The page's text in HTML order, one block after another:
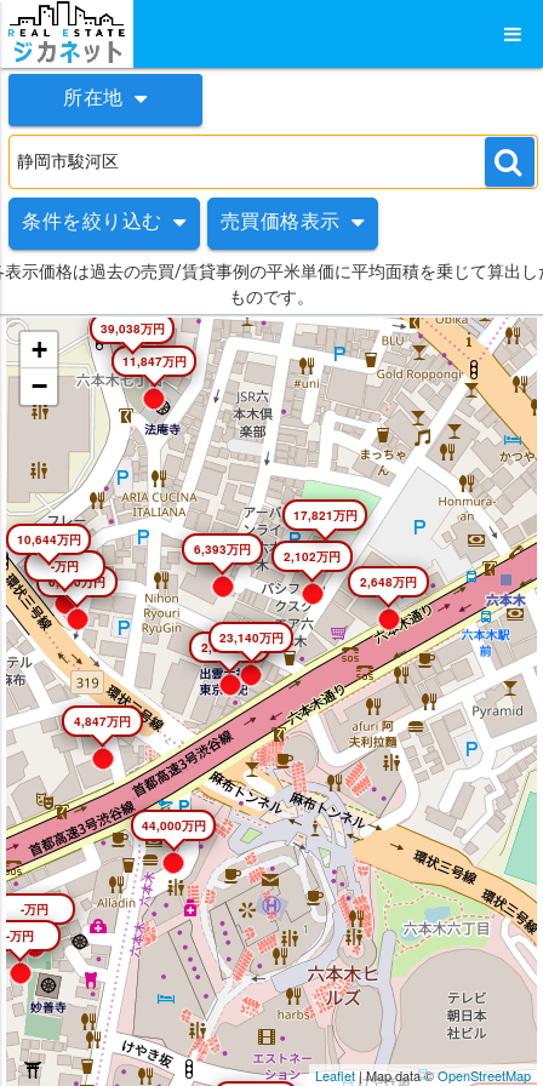
所在地
条件を絞り込む 売買価格表示
表示価格は過去の売買/賃貸事例の平米単価に平均面積を乗じて算出し
ものです。
44,000万円
2,645万円
23,140万円
4,847万円
2,102万円
2,648万円
6,393万円
-万円
17,821万円
-万円
6,640万円
-万円
10,644万円
11,847万円
39,038万円
+
−
Leaflet| Map data ©OpenStreetMap